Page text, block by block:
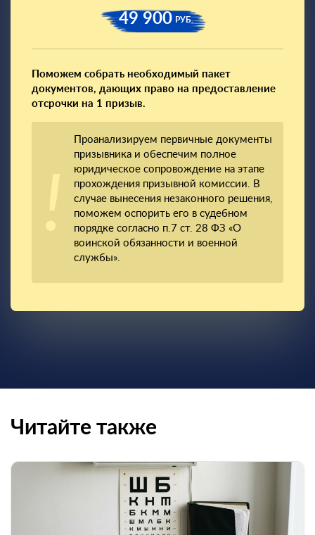
49 900 РУБ.
Поможем собрать необходимый пакет
документов, дающих право на предоставление
отсрочки на 1 призыв.
Проанализируем первичные документы
призывника и обеспечим полное
юридическое сопровождение на этапе
прохождения призывной комиссии. В
случае вынесения незаконного решения,
поможем оспорить его в судебном
порядке согласно п.7 ст. 28 ФЗ «О
воинской обязанности и военной
службы».
Читайте также